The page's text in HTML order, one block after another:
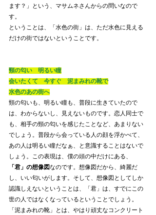
ます？」という、マサムネさんからの問いなので
す。
ということは、「水色の街」は、ただ水色に見える
だけの街ではないということです。
頸の匂い　明るい瞳
会いたくて　今すぐ　泥まみれの靴で
水色のあの街へ
頸の匂いも、明るい瞳も、普段に生きていたので
は、わからないし、見えないものです。恋人同士で
も、相手の頸の匂いを感じたことなど、あまりない
でしょう。普段から会っている人の顔を浮かべて、
あの人は明るい瞳だなぁ、と意識することはないで
しょう。この表現は、僕の頭の中だけにある、
「君」の想像図なのです。想像図だから、綺麗だ
し、いい匂いがします。そして、想像図としてしか
認識しえないということは、「君」は、すでにこの
世の人ではなくなっているということでしょう。
「泥まみれの靴」とは、やはり頑丈なコンクリート